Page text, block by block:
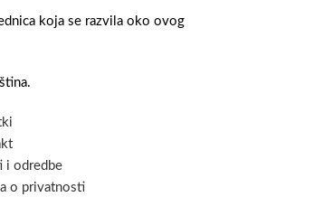
koja se razvila oko ovog
i odredbe
o privatnosti